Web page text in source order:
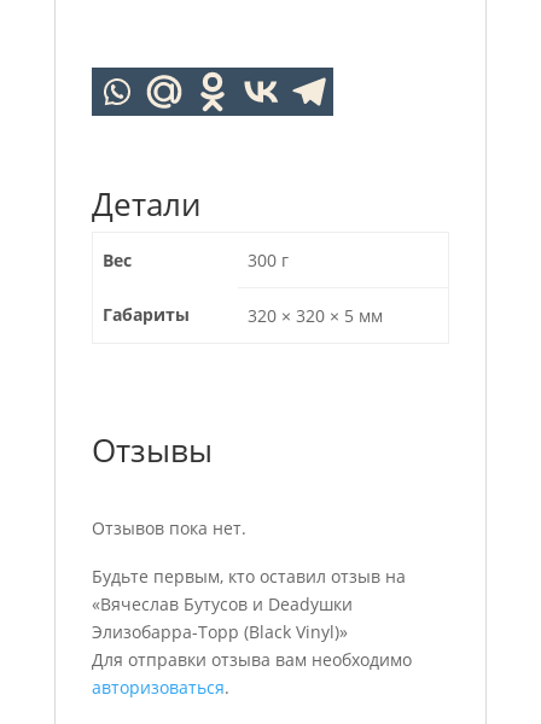
Детали
Вес 300 г
Габариты 320 × 320 × 5 мм
Отзывы
Отзывов пока нет.
Будьте первым, кто оставил отзыв на
«Вячеслав Бутусов и Deadушки
Элизобарра-Торр (Black Vinyl)»
Для отправки отзыва вам необходимо
авторизоваться.